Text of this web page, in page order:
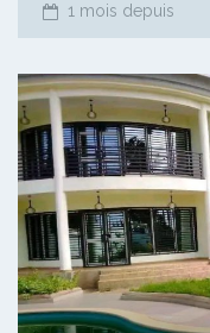
1 mois depuis